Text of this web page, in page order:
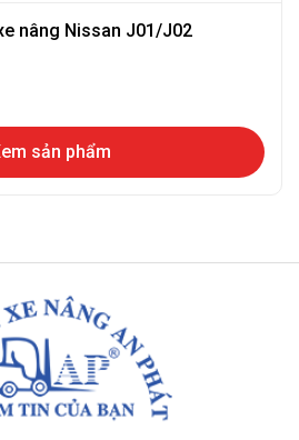
nâng Nissan J01/J02
sản phẩm